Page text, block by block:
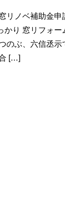
リノベ補助金
かり 窓リフォ
のぶ、六信丞
[…]